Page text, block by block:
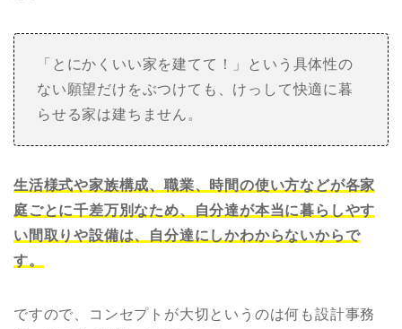
「とにかくいい家を建てて！」という具体性の
ない願望だけをぶつけても、けっして快適に暮
らせる家は建ちません。
生活様式や家族構成、職業、時間の使い方などが各家
庭ごとに千差万別なため、自分達が本当に暮らしやす
い間取りや設備は、自分達にしかわからないからで
す。
ですので、コンセプトが大切というのは何も設計事務